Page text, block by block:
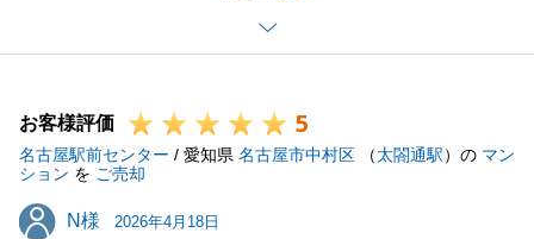
ることができ良かったです。
お話しを進めるにあたって、ご用意頂く書類の取得や
た。
また何かご不明な点やお困りの事がございましたら、
お気軽にご相談下さい。
今後とも宜しくお願い致します。
お客様評価 5
名古屋駅前センター / 愛知県 名古屋市中村区 （太閤通駅）の マン
ション を ご売却
N様
N様 2026年4月18日